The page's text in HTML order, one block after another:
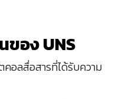
ของ UNS
คอลสื่อสารที่ได้รับความ